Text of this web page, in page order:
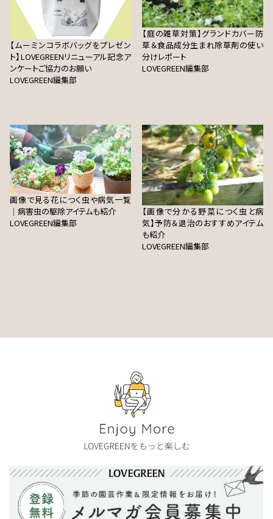
【ムーミンコラボバッグをプレゼン
ト】LOVEGREENリニューアル記念ア
ンケートご協力のお願い
LOVEGREEN編集部
【庭の雑草対策】グランドカバー防
草＆食品成分生まれ除草剤の使い
分けレポート
LOVEGREEN編集部
画像で見る花につく虫や病気一覧
｜病害虫の駆除アイテムも紹介
LOVEGREEN編集部
【画像で分かる野菜につく虫と病
気】予防＆退治のおすすめアイテム
も紹介
LOVEGREEN編集部